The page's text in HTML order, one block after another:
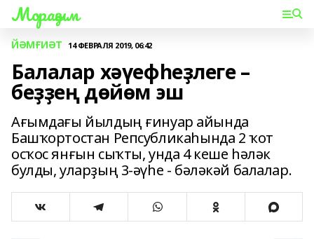
Мораҙым
ЙӘМҒИӘТ 14 ФЕВРАЛЯ 2019, 06:42
Балалар хәүефһеҙлеге –
беҙҙең дөйөм эш
Ағымдағы йылдың ғинуар айында
Башҡортостан Репсубликаһында 2 ҡот
осҡос янғын сыҡты, унда 4 кеше һәләк
булды, уларҙың 3-әүһе - бәләкәй балалар.